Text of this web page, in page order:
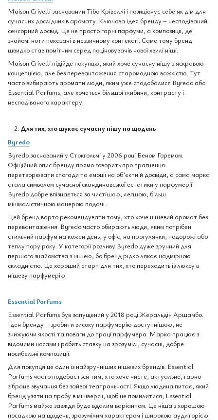
Maison Crivelli заснований Тібо Крівеллі і позиціонує себе як дім для
сучасних дослідників аромату. Ключова ідея бренду – несподіваний
сенсорний досвід. Це не просто гарні парфуми, а композиції, де
знайомі ноти показані в незвичному контексті. Саме тому бренд
швидко став помітним серед поціновувачів нової хвилі ніші.
Maison Crivelli підійде покупцю, який хоче сучасну нішу з яскравою
концепцією, але без перевантаження старомодною важкістю. Тут
часто вибирають аромати люди, яким уже сподобалися Byredo або
Essential Parfums, але хочеться більшої глибини, контрасту і
несподіваного характеру.
Для тих, хто шукає сучасну нішу на щодень
Byredo
Byredo заснований у Стокгольмі у 2006 році Беном Горемом.
Офіційний опис бренду прямо говорить про прагнення
перетворювати спогади та емоції на об’єкти й досвіди, а сама марка
стала символом сучасної скандинавської естетики у парфумерії.
Byredo добре впізнається за чистішою, легшою, більш
мінімалістичною манерою подачі.
Цей бренд варто рекомендувати тому, хто хоче нішевий аромат без
перевантаження. Byredo часто обирають люди, яким потрібен
стильний парфум на кожен день, у офіс, на прогулянки, подорожі або
теплу пору року. У категорії розливу Byredo дуже зручний для
першого знайомства з нішею, бо бренд рідко лякає надмірною
складністю. Це хороший старт для тих, хто переходить із люксу в
нішеву парфумерію.
Essential Parfums
Essential Parfums був запущений у 2018 році Жеральдін Аршамбо.
Ідея бренду – зробити високу парфумерію доступнішою, не
знижуючи якості та поваги до праці парфумера. Марка працює з
відомими носами і робить ставку на зрозумілі, сучасні, добре
носибельні композиції.
Для покупця це один із найзручніших нішевих брендів. Essential
Parfums часто подобається тим, хто хоче чисте, актуальне, гарно
зібране звучання без зайвої театральності. Якщо людина питає, який
бренд узяти на пробу в мініверсії, щоб не помилитися, Essential
Parfums майже завжди буде вдалим варіантом. Це ніша з хорошою
посадкою на щодень, зрозумілим характером і широкою аудиторією.